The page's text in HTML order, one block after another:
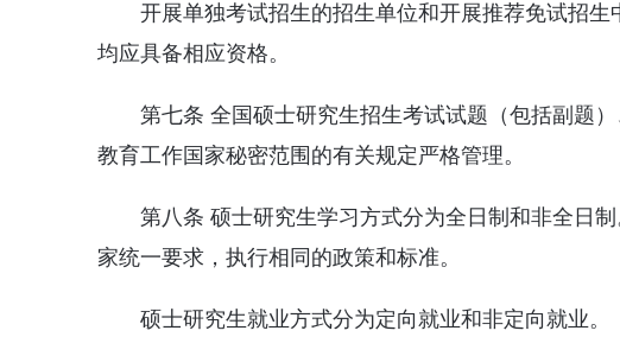
开展单独考试招生的招生单位和开展推荐免试招
均应具备相应资格。
第七条 全国硕士研究生招生考试试题（包括副题
教育工作国家秘密范围的有关规定严格管理。
第八条 硕士研究生学习方式分为全日制和非全日
家统一要求，执行相同的政策和标准。
硕士研究生就业方式分为定向就业和非定向就业。